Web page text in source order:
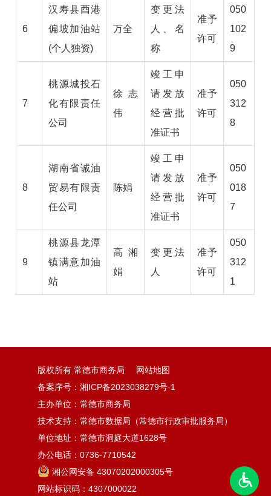
6
汉寿县酉港
偏坡加油站
(个人独资)
万全
变更法
人、名
称
准予
许可
050
102
9
7
桃源城投石
化有限责任
公司
徐志
伟
竣工申
请发放
经营批
准证书
准予
许可
050
312
8
8
湖南省诚油
贸易有限责
任公司
陈娟
竣工申
请发放
经营批
准证书
准予
许可
050
018
7
9
桃源县龙潭
镇满意加油
站
高湘
娟
变更法
人
准予
许可
050
312
1
版权所有 常德市商务局
网站地图
备案序号： 湘ICP备2023038279号-1
主办单位：常德市商务局
技术支持：常德市数据局（常德市行政审批服务局）
单位地址：常德市洞庭大道1628号
办公电话：0736-7710542
湘公网安备 43070202000305号
网站标识码：4307000022